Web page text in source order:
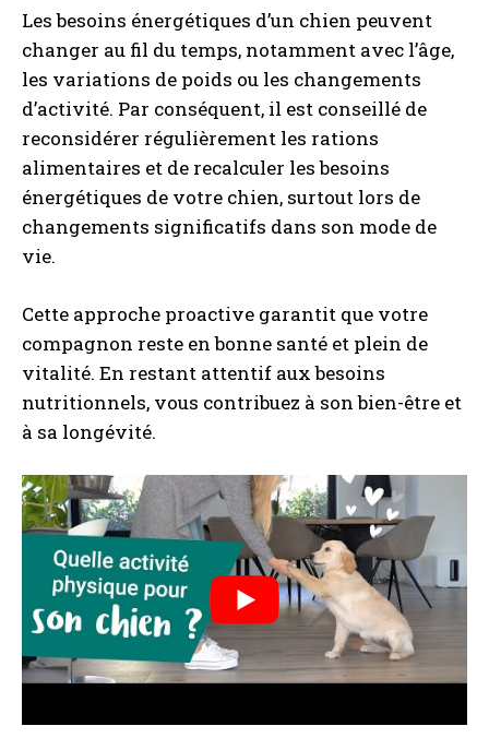
Les besoins énergétiques d’un chien peuvent
changer au fil du temps, notamment avec l’âge,
les variations de poids ou les changements
d’activité. Par conséquent, il est conseillé de
reconsidérer régulièrement les rations
alimentaires et de recalculer les besoins
énergétiques de votre chien, surtout lors de
changements significatifs dans son mode de
vie.
Cette approche proactive garantit que votre
compagnon reste en bonne santé et plein de
vitalité. En restant attentif aux besoins
nutritionnels, vous contribuez à son bien-être et
à sa longévité.